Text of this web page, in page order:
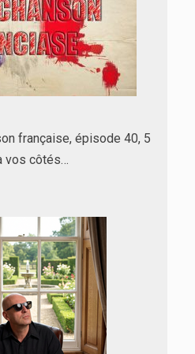
française, épisode 40, 5
vos côtés…